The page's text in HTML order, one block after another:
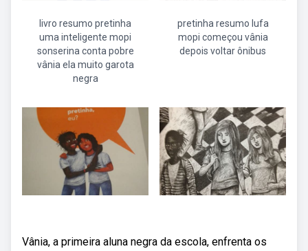
livro resumo pretinha
uma inteligente mopi
sonserina conta pobre
vânia ela muito garota
negra
pretinha resumo lufa
mopi começou vânia
depois voltar ônibus
Vânia, a primeira aluna negra da escola, enfrenta os